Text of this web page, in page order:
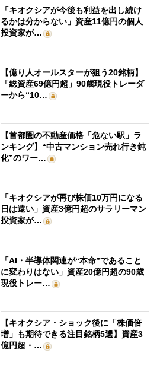
「キオクシアが今後も利益を出し続け
るかは分からない」資産11億円の個人
投資家が…
【億り人オールスターが狙う20銘柄】
「総資産69億円超」90歳現役トレーダ
ーから“10…
【首都圏の不動産価格「危ない駅」ラ
ンキング】“中古マンション売れ行き鈍
化”のワー…
「キオクシアが再び株価10万円になる
日は遠い」資産3億円超のサラリーマン
投資家が…
「AI・半導体関連が“本命”であること
に変わりはない」資産20億円超の90歳
現役トレー…
【キオクシア・ショック後に「株価倍
増」も期待できる注目銘柄5選】資産3
億円超・…